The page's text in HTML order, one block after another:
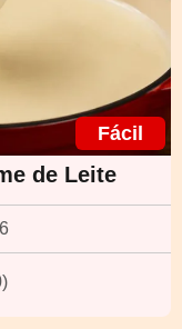
Fácil
de Leite
)